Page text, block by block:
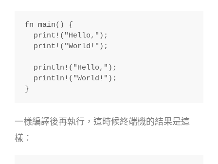
fn main() {
  print!("Hello,");
  print!("World!");
  println!("Hello,");
  println!("World!");
}
一樣編譯後再執行，這時候終端機的結果是這
樣：